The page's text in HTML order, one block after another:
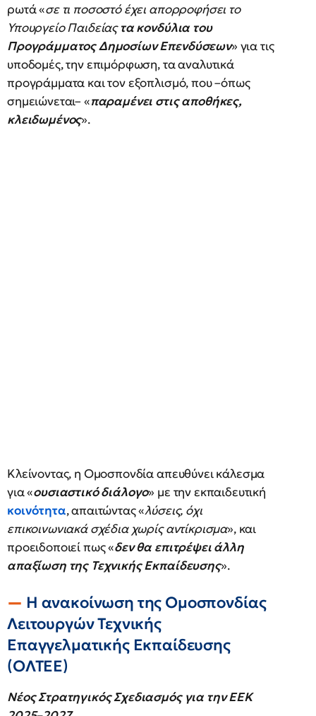
ρωτά «σε τι ποσοστό έχει απορροφήσει το
Υπουργείο Παιδείαςτα κονδύλια του
Προγράμματος Δημοσίων Επενδύσεων» για τις
υποδομές, την επιμόρφωση, τα αναλυτικά
προγράμματα και τον εξοπλισμό, που –όπως
σημειώνεται– «παραμένει στις αποθήκες,
κλειδωμένος».
Κλείνοντας, η Ομοσπονδία απευθύνει κάλεσμα
για «ουσιαστικό διάλογο» με την εκπαιδευτική
κοινότητα, απαιτώντας «λύσεις, όχι
επικοινωνιακά σχέδια χωρίς αντίκρισμα», και
προειδοποιεί πως «δεν θα επιτρέψει άλλη
απαξίωση της Τεχνικής Εκπαίδευσης».
Η ανακοίνωση της Ομοσπονδίας
Λειτουργών Τεχνικής
Επαγγελματικής Εκπαίδευσης
(ΟΛΤΕΕ)
Νέος Στρατηγικός Σχεδιασμός για την ΕΕΚ